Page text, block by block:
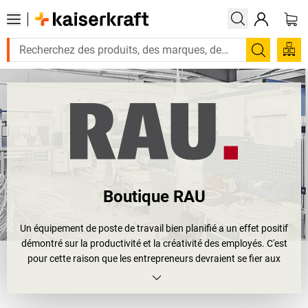
Boutique RAU
Un équipement de poste de travail bien planifié a un effet positif
démontré sur la productivité et la créativité des employés. C'est
pour cette raison que les entrepreneurs devraient se fier aux
experts lors de la sélection de ces équipements, par exemple à